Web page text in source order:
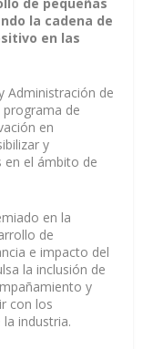
la cadena de
en las
Administración de
programa de
en
y
en el ámbito de
en la
de
e impacto del
la inclusión de
y
con los
industria.